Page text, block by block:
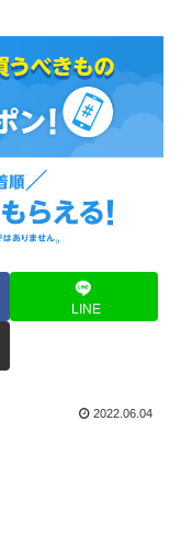
LINE
2022.06.04